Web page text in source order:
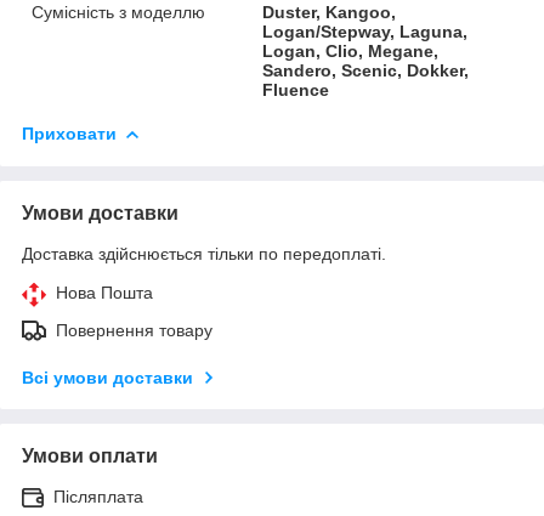
Сумісність з моделлю
Duster, Kangoo,
Logan/Stepway, Laguna,
Logan, Clio, Megane,
Sandero, Scenic, Dokker,
Fluence
Приховати
Умови доставки
Доставка здійснюється тільки по передоплаті.
Нова Пошта
Повернення товару
Всі умови доставки
Умови оплати
Післяплата